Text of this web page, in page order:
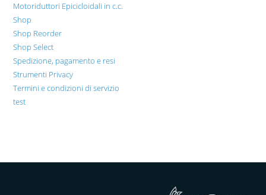
Motoriduttori Epicicloidali in c.c.
Shop
Shop Reorder
Shop Select
Spedizione, pagamento e resi
Strumenti Privacy
Termini e condizioni di servizio
test